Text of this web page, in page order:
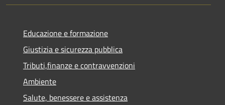
Educazione e formazione
Giustizia e sicurezza pubblica
Tributi,finanze e contravvenzioni
Ambiente
Salute, benessere e assistenza